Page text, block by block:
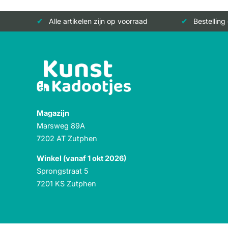
Alle artikelen zijn op voorraad
Magazijn
Marsweg 89A
7202 AT Zutphen
Winkel (vanaf 1 okt 2026)
Sprongstraat 5
7201 KS Zutphen